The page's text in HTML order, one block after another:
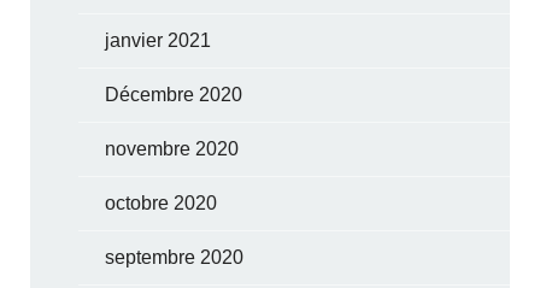
janvier 2021
Décembre 2020
novembre 2020
octobre 2020
septembre 2020